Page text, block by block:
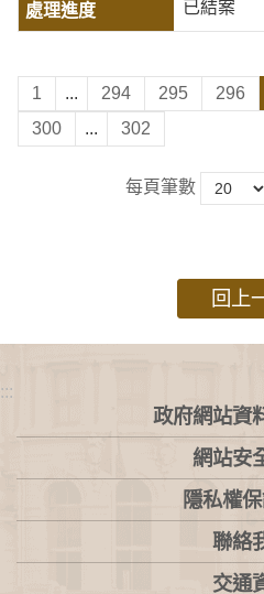
已結案
1 ... 294 295 296
300
... 302
每頁筆數
回上
:::
政府網站資
網站安
隱私權
聯絡
交通